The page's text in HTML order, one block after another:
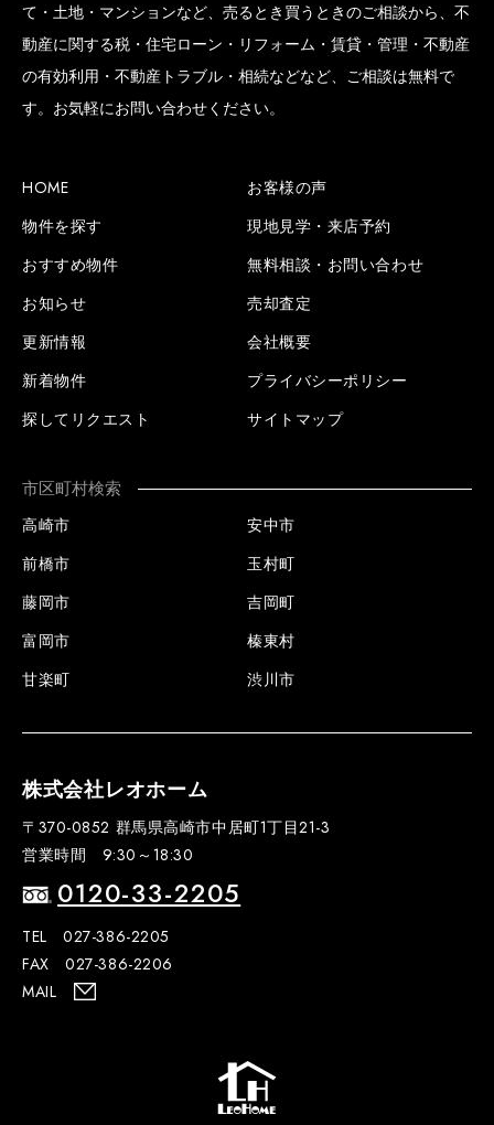
て・土地・マンションなど、売るとき買うときのご相談から、不
動産に関する税・住宅ローン・リフォーム・賃貸・管理・不動産
の有効利用・不動産トラブル・相続などなど、ご相談は無料で
す。お気軽にお問い合わせください。
HOME
物件を探す
おすすめ物件
お知らせ
更新情報
新着物件
探してリクエスト
お客様の声
現地見学・来店予約
無料相談・お問い合わせ
売却査定
会社概要
プライバシーポリシー
サイトマップ
市区町村検索
高崎市
前橋市
藤岡市
富岡市
甘楽町
安中市
玉村町
吉岡町
榛東村
渋川市
株式会社レオホーム
〒370-0852 群馬県高崎市中居町1丁目21-3
営業時間 9:30～18:30
0120-33-2205
TEL 027-386-2205
FAX 027-386-2206
MAIL